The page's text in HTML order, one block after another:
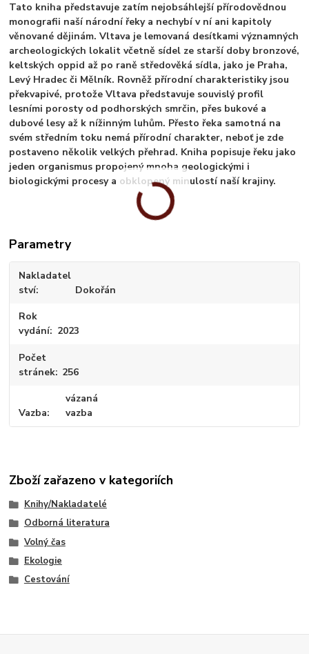
Tato kniha představuje zatím nejobsáhlejší přírodovědnou
monografii naší národní řeky a nechybí v ní ani kapitoly
věnované dějinám. Vltava je lemovaná desítkami významných
archeologických lokalit včetně sídel ze starší doby bronzové,
keltských oppid až po raně středověká sídla, jako je Praha,
Levý Hradec či Mělník. Rovněž přírodní charakteristiky jsou
překvapivé, protože Vltava představuje souvislý profil
lesními porosty od podhorských smrčin, přes bukové a
dubové lesy až k nížinným luhům. Přesto řeka samotná na
svém středním toku nemá přírodní charakter, neboť je zde
postaveno několik velkých přehrad. Kniha popisuje řeku jako
jeden organismus propojený mnoha geologickými i
biologickými procesy a obklopený minulostí naší krajiny.
Parametry
Nakladatel
ství
Dokořán
Rok
vydání
2023
Počet
stránek 256
Vazba
vázaná
vazba
Zboží zařazeno v kategoriích
Knihy/Nakladatelé
Odborná literatura
Volný čas
Ekologie
Cestování